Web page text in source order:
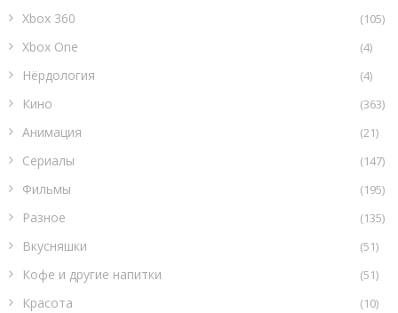
Xbox 360 (105)
Xbox One (4)
Нёрдология (4)
Кино (363)
Анимация (21)
Сериалы (147)
Фильмы (195)
Разное (135)
Вкусняшки (51)
Кофе и другие напитки (51)
Красота (10)